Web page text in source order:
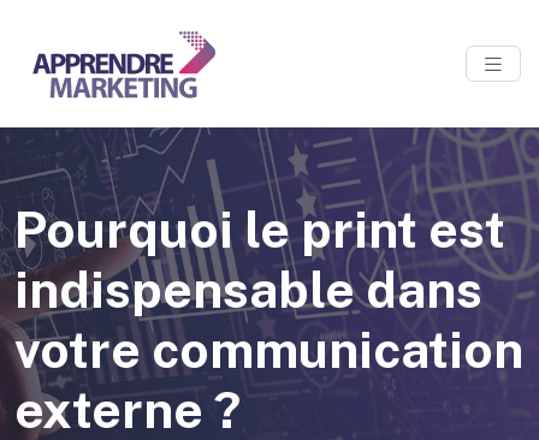
Pourquoi le print est
indispensable dans
votre communication
externe ?